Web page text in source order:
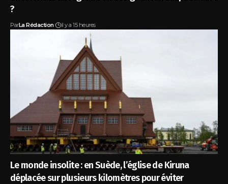
?
ParLa Rédaction il y a 15 heures
Le monde insolite : en Suède, l’église de Kiruna
déplacée sur plusieurs kilomètres pour éviter